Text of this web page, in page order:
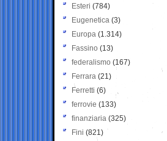
Esteri (784)
Eugenetica (3)
Europa (1.314)
Fassino (13)
federalismo (167)
Ferrara (21)
Ferretti (6)
ferrovie (133)
finanziaria (325)
Fini (821)